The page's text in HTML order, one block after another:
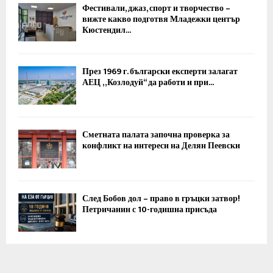
Фестивали, джаз, спорт и творчество –
вижте какво подготвя Младежки център
Кюстендил...
През 1969 г. български експерти залагат
АЕЦ „Козлодуй“ да работи и при...
Сметната палата започна проверка за
конфликт на интереси на Делян Пеевски
След Бобов дол – право в гръцки затвор!
Петричанин с 10-годишна присъда